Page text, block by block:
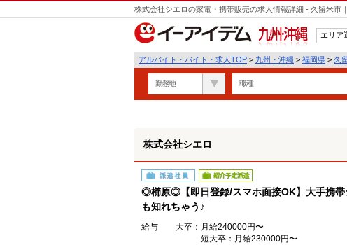
株式会社シエロの家電・携帯販売の求人情報詳細 - 久留米市
九州・沖縄
エリア
アルバイト・バイト・求人TOP > 九州・沖縄 > 福岡県 > 久
勤務地 職種
遣
株式会社シエロ
派遣社員 紹介予定派遣
◎櫛原◎【即日登録/スマホ面接OK】大手携
も知れちゃう♪
給与
大卒：月給240000円〜
短大卒：月給230000円〜